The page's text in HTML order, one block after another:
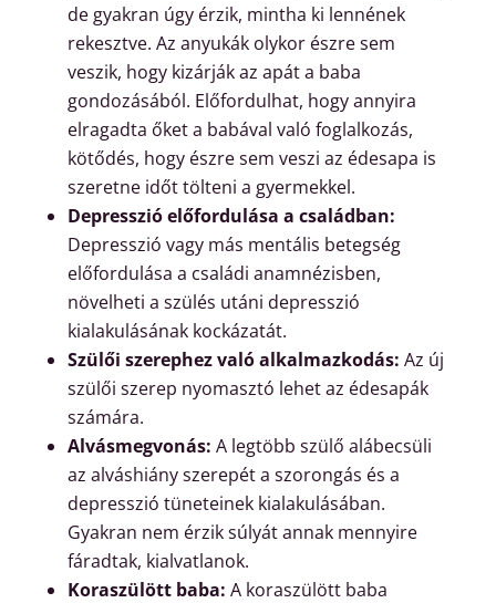
de gyakran úgy érzik, mintha ki lennének
rekesztve. Az anyukák olykor észre sem
veszik, hogy kizárják az apát a baba
gondozásából. Előfordulhat, hogy annyira
elragadta őket a babával való foglalkozás,
kötődés, hogy észre sem veszi az édesapa is
szeretne időt tölteni a gyermekkel.
Depresszió előfordulása a családban:
Depresszió vagy más mentális betegség
előfordulása a családi anamnézisben,
növelheti a szülés utáni depresszió
kialakulásának kockázatát.
Szülői szerephez való alkalmazkodás: Az új
szülői szerep nyomasztó lehet az édesapák
számára.
Alvásmegvonás: A legtöbb szülő alábecsüli
az alváshiány szerepét a szorongás és a
depresszió tüneteinek kialakulásában.
Gyakran nem érzik súlyát annak mennyire
fáradtak, kialvatlanok.
Koraszülött baba: A koraszülött baba